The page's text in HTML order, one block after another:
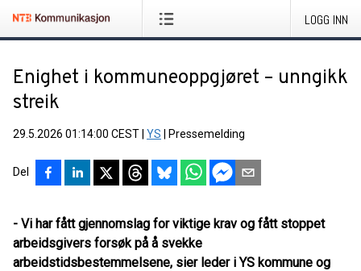
LOGG INN
Enighet i kommuneoppgjøret – unngikk
streik
29.5.2026 01:14:00 CEST YS Pressemelding
Del
- Vi har fått gjennomslag for viktige krav og fått stoppet
arbeidsgivers forsøk på å svekke
arbeidstidsbestemmelsene, sier leder i YS kommune og